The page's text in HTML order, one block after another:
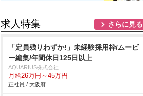
求人特集 さらに見る
「定員残りわずか!」未経験採用枠/ムービ
ー編集/年間休日125日以上
AQUARIUS株式会社
月給26万円～45万円
正社員 / 大阪府